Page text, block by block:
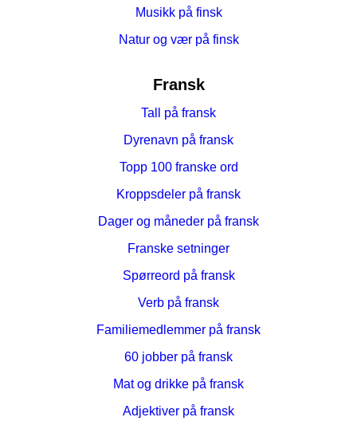
Musikk på finsk
Natur og vær på finsk
Fransk
Tall på fransk
Dyrenavn på fransk
Topp 100 franske ord
Kroppsdeler på fransk
Dager og måneder på fransk
Franske setninger
Spørreord på fransk
Verb på fransk
Familiemedlemmer på fransk
60 jobber på fransk
Mat og drikke på fransk
Adjektiver på fransk